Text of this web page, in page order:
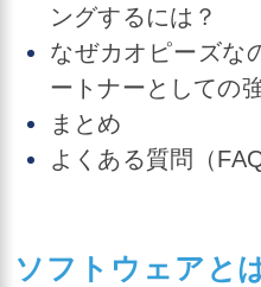
ングするには？
なぜカオピーズな
ートナーとしての
まとめ
よくある質問（FAQ
ソフトウェアと